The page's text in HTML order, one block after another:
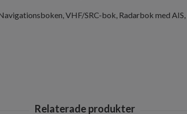
,VHF/SRC-bok, Radarbok med AIS,